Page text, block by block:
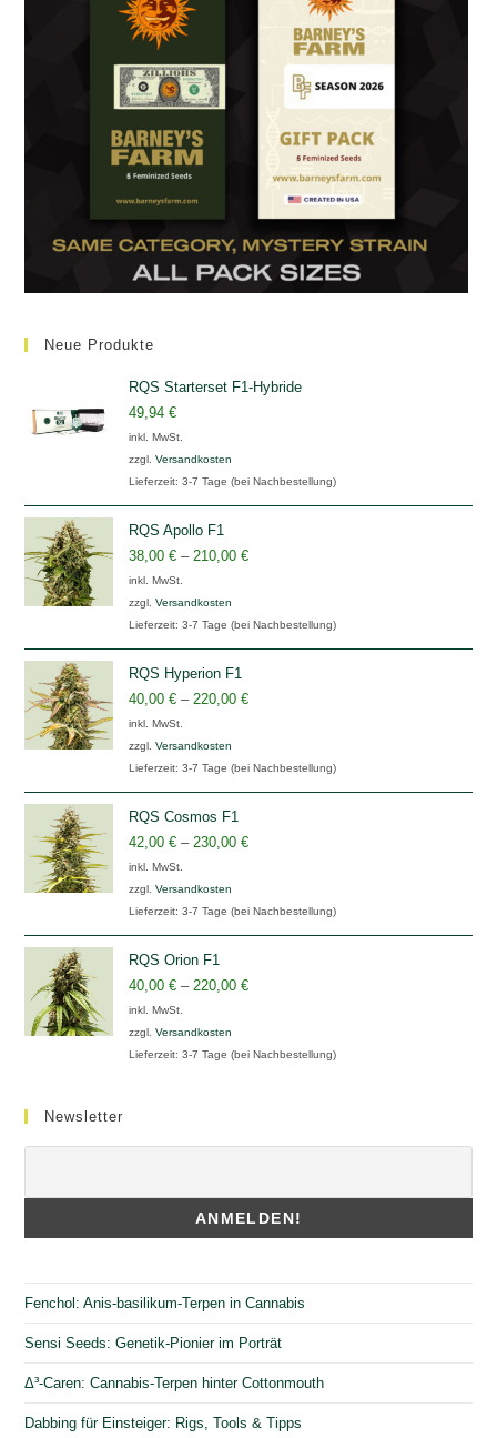
Neue Produkte
RQS Starterset F1-Hybride
49,94€
inkl. MwSt.
zzgl.Versandkosten
Lieferzeit:3-7 Tage (bei Nachbestellung)
RQS Apollo F1
38,00€ –210,00€
inkl. MwSt.
zzgl.Versandkosten
Lieferzeit:3-7 Tage (bei Nachbestellung)
RQS Hyperion F1
40,00€ –220,00€
inkl. MwSt.
zzgl.Versandkosten
Lieferzeit:3-7 Tage (bei Nachbestellung)
RQS Cosmos F1
42,00€ –230,00€
inkl. MwSt.
zzgl.Versandkosten
Lieferzeit:3-7 Tage (bei Nachbestellung)
RQS Orion F1
40,00€ –220,00€
inkl. MwSt.
zzgl.Versandkosten
Lieferzeit:3-7 Tage (bei Nachbestellung)
Newsletter
Fenchol: Anis-basilikum-Terpen in Cannabis
Sensi Seeds: Genetik-Pionier im Porträt
Δ³-Caren: Cannabis-Terpen hinter Cottonmouth
Dabbing für Einsteiger: Rigs, Tools & Tipps